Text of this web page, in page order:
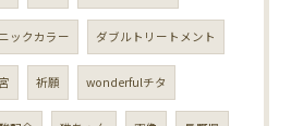
ックカラー ダブルトリートメント
祈願 wonderfulチタ